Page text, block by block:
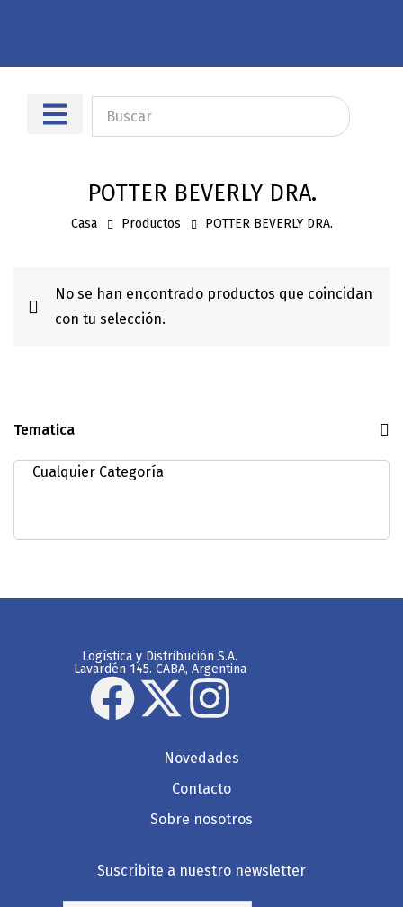
POTTER BEVERLY DRA.
Casa Productos POTTER BEVERLY DRA.
Tematica
No se han encontrado productos que coincidan
con tu selección.
Logística y Distribución S.A.
Lavardén 145. CABA, Argentina
Novedades
Contacto
Sobre nosotros
Suscribite a nuestro newsletter